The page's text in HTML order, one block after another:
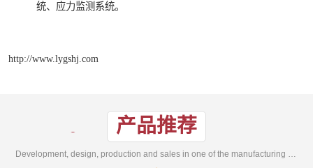
统、应力监测系统。
http://www.lygshj.com
产品推荐